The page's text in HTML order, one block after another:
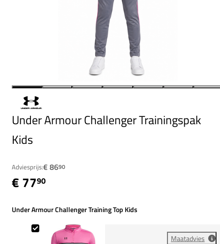
Under Armour Challenger Trainingspak
Kids
Adviesprijs:€ 8690
€ 7790
Under Armour Challenger Training Top Kids
Maatadvies
Under Armour Challenger Training Top Kids